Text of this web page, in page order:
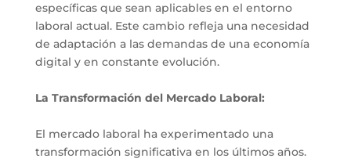
específicas que sean aplicables en el entorno
laboral actual. Este cambio refleja una necesidad
de adaptación a las demandas de una economía
digital y en constante evolución.
La Transformación del Mercado Laboral:
El mercado laboral ha experimentado una
transformación significativa en los últimos años.